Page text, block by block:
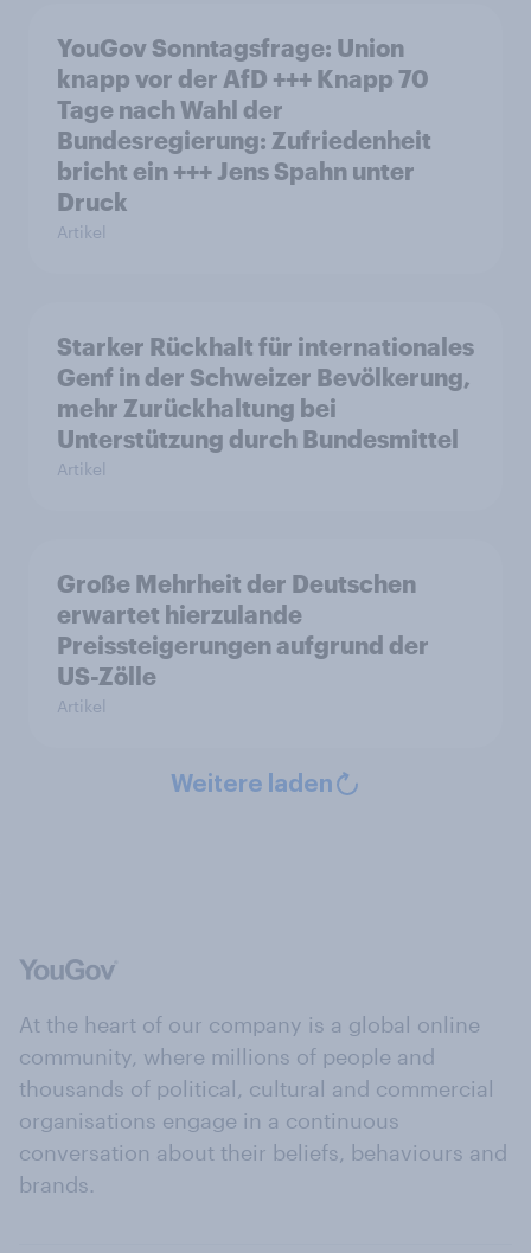
YouGov Sonntagsfrage: Union
knapp vor der AfD +++ Knapp 70
Tage nach Wahl der
Bundesregierung: Zufriedenheit
bricht ein +++ Jens Spahn unter
Druck
Artikel
Starker Rückhalt für internationales
Genf in der Schweizer Bevölkerung,
mehr Zurückhaltung bei
Unterstützung durch Bundesmittel
Artikel
Große Mehrheit der Deutschen
erwartet hierzulande
Preissteigerungen aufgrund der
US-Zölle
Artikel
Weitere laden
At the heart of our company is a global online
community, where millions of people and
thousands of political, cultural and commercial
organisations engage in a continuous
conversation about their beliefs, behaviours and
brands.